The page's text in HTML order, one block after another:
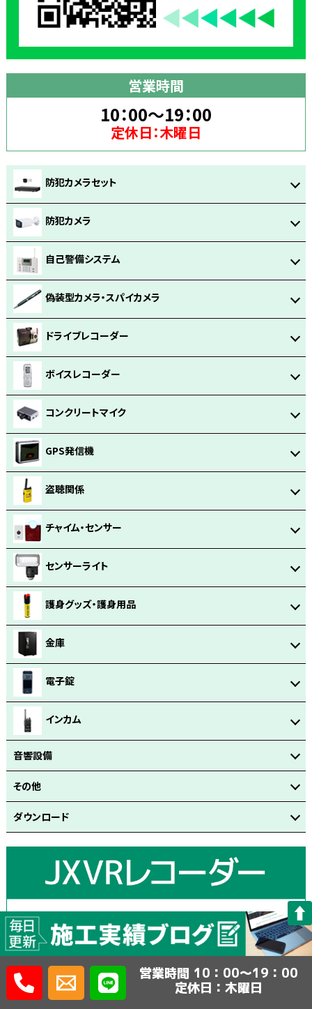
営業時間
10：00～19：00
定休日：木曜日
防犯カメラセット
防犯カメラ
自己警備システム
偽装型カメラ・スパイカメラ
ドライブレコーダー
ボイスレコーダー
コンクリートマイク
GPS発信機
盗聴関係
チャイム・センサー
センサーライト
護身グッズ・護身用品
金庫
電子錠
インカム
音響設備
その他
ダウンロード
営業時間 10：00～19：00
定休日：木曜日